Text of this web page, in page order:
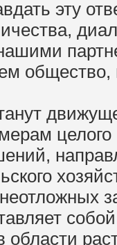
эту
области